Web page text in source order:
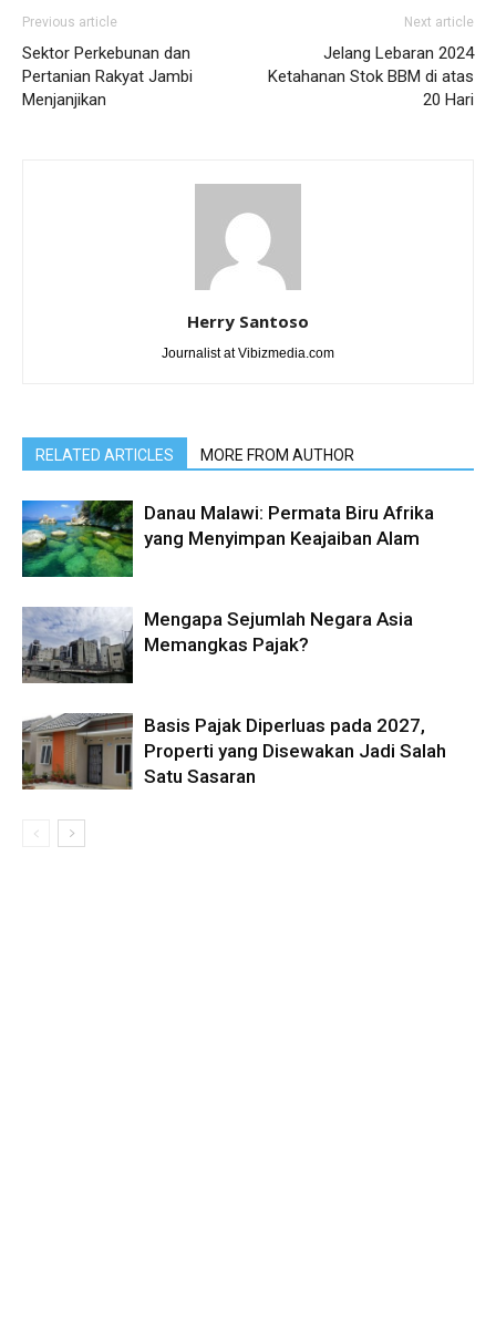
Previous article
Sektor Perkebunan dan
Pertanian Rakyat Jambi
Menjanjikan
Next article
Jelang Lebaran 2024
Ketahanan Stok BBM di atas
20 Hari
Herry Santoso
Journalist at Vibizmedia.com
RELATED ARTICLES MORE FROM AUTHOR
Danau Malawi: Permata Biru Afrika
yang Menyimpan Keajaiban Alam
Mengapa Sejumlah Negara Asia
Memangkas Pajak?
Basis Pajak Diperluas pada 2027,
Properti yang Disewakan Jadi Salah
Satu Sasaran